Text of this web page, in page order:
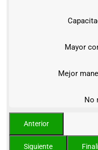
Mayor
Mejor
No